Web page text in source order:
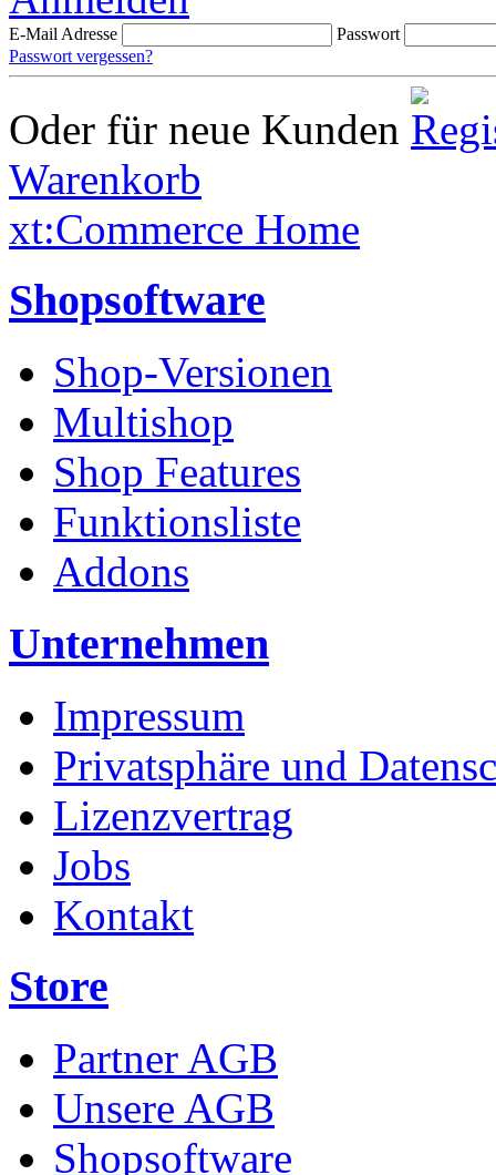
E-Mail Adresse
Passwort
Passwort vergessen?
Oder für neue Kunden
Warenkorb
xt:Commerce Home
Shopsoftware
Shop-Versionen
Multishop
Shop Features
Funktionsliste
Addons
Unternehmen
Impressum
Privatsphäre und
Lizenzvertrag
Jobs
Kontakt
Store
Partner AGB
Unsere AGB
Shopsoftware